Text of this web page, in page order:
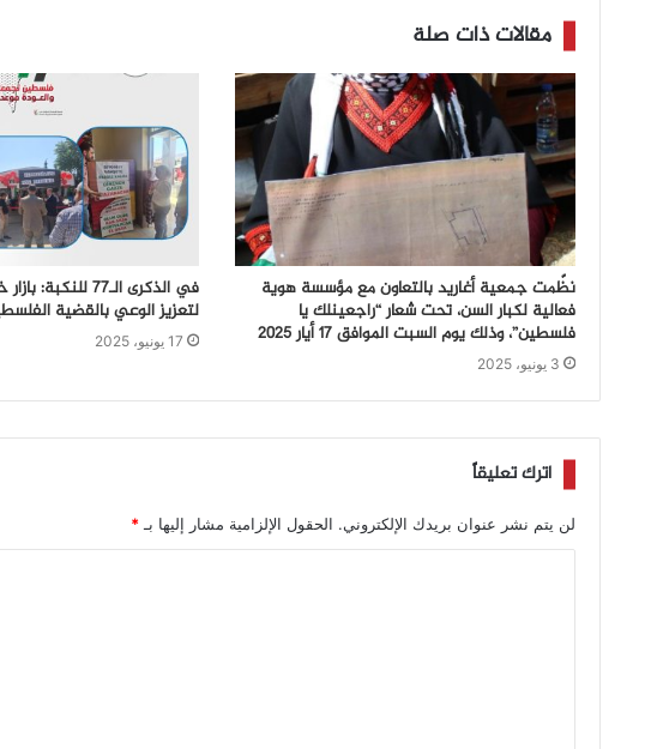
مقالات ذات صلة
نظّمت جمعية أغاريد بالتعاون مع مؤسسة هوية
فعالية لكبار السن، تحت شعار “راجعينلك يا
فلسطين”، وذلك يوم السبت الموافق 17 أيار 2025
3 يونيو، 2025
في الذكرى الـ77
لتعزيز الوعي بالقضية
17 يونيو، 2025
اترك تعليقاً
لن يتم نشر عنوان بريدك الإلكتروني. الحقول الإلزامية مشار إليها بـ *